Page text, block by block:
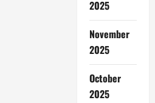
2025
November
2025
October
2025